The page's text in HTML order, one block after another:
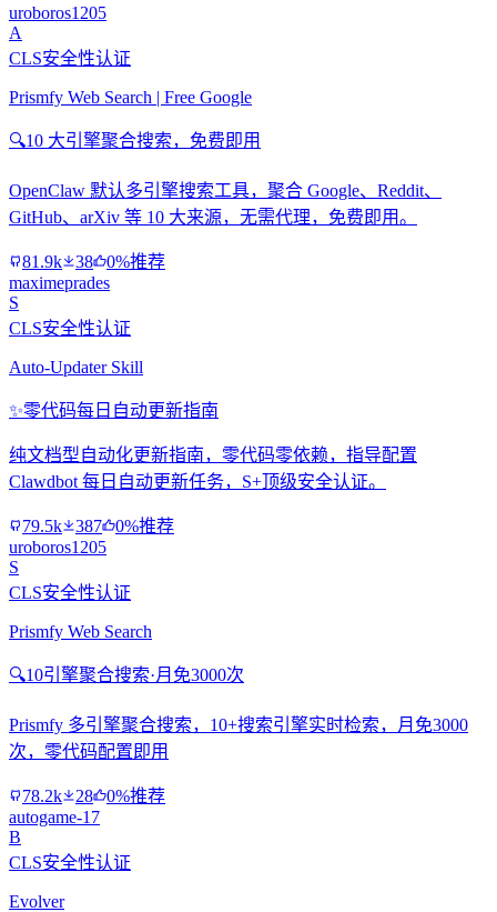
uroboros1205
A
CLS安全性认证
Prismfy Web Search | Free Google
🔍10 大引擎聚合搜索，免费即用
OpenClaw 默认多引擎搜索工具，聚合 Google、Reddit、
GitHub、arXiv 等 10 大来源，无需代理，免费即用。
81.9k 38
0%推荐
maximeprades
S
CLS安全性认证
Auto-Updater Skill
✨零代码每日自动更新指南
纯文档型自动化更新指南，零代码零依赖，指导配置
Clawdbot 每日自动更新任务，S+顶级安全认证。
79.5k 387
0%推荐
uroboros1205
S
CLS安全性认证
Prismfy Web Search
🔍10引擎聚合搜索·月免3000次
Prismfy 多引擎聚合搜索，10+搜索引擎实时检索，月免3000
次，零代码配置即用
78.2k 28
0%推荐
autogame-17
B
CLS安全性认证
Evolver